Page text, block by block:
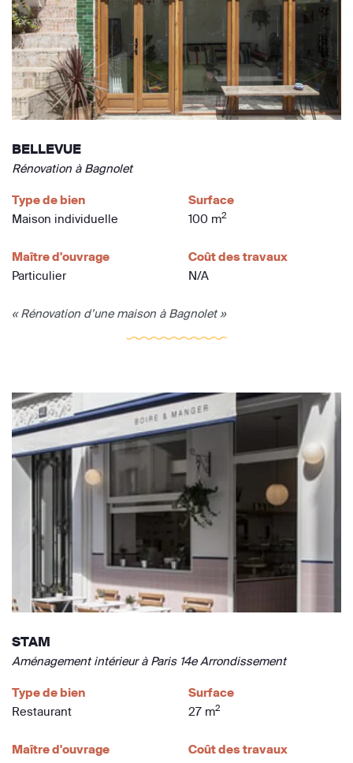
BELLEVUE
Rénovation à Bagnolet
Type de bien
Maison individuelle
Surface
100 m2
Maître d'ouvrage
Particulier
Coût des travaux
N/A
« Rénovation d’une maison à Bagnolet »
STAM
Aménagement intérieur à Paris 14e Arrondissement
Type de bien
Restaurant
Surface
27 m2
Maître d'ouvrage
Coût des travaux